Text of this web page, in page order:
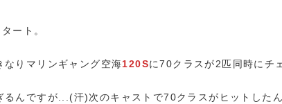
ート。
なりマリンギャング空海120Sに70クラスが2匹同時にチ
るんですが...(汗)次のキャストで70クラスがヒットした